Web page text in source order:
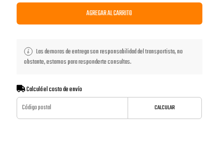
AGREGAR AL CARRITO
Las demoras de entrega son responsabilidad del transportista, no
obstante, estamos para responderte consultas.
Calculá el costo de envío
CALCULAR